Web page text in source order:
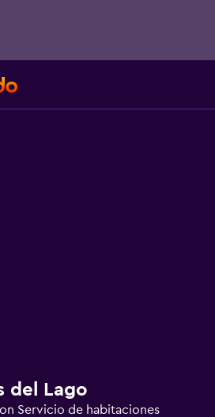
del Lago
Servicio de habitaciones